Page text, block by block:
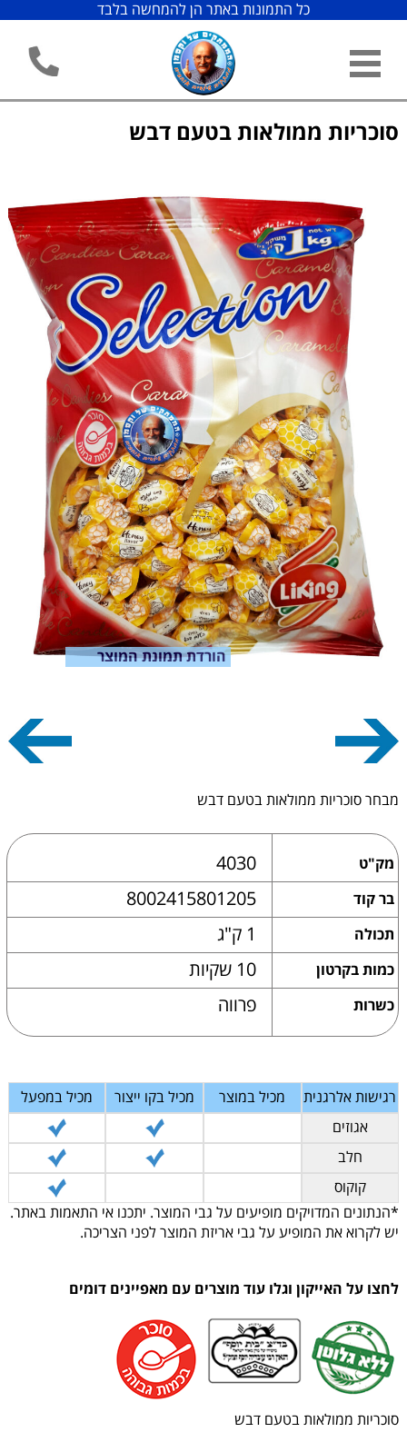
כל התמונות באתר הן להמחשה בלבד
סוכריות ממולאות בטעם דבש
הורדת תמונת המוצר
מבחר סוכריות ממולאות בטעם דבש
מק"ט 4030
בר קוד 8002415801205
תכולה 1 ק"ג
כמות בקרטון 10 שקיות
כשרות פרווה
רגישות אלרגנית מכיל במוצר מכיל בקו ייצור
מכיל במפעל
אגוזים
חלב
קוקוס
*הנתונים המדויקים מופיעים על גבי המוצר. יתכנו אי התאמות באתר.
יש לקרוא את המופיע על גבי אריזת המוצר לפני הצריכה.
לחצו על האייקון וגלו עוד מוצרים עם מאפיינים דומים
סוכריות ממולאות בטעם דבש